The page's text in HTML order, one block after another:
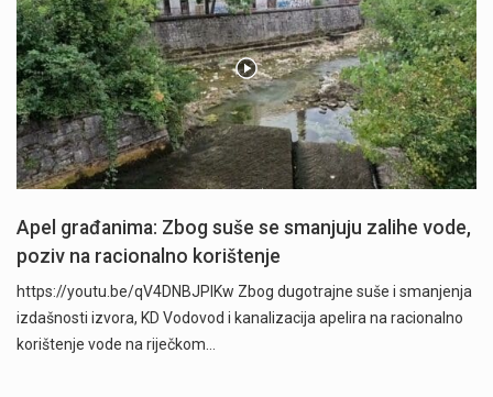
Apel građanima: Zbog suše se smanjuju zalihe vode,
poziv na racionalno korištenje
https://youtu.be/qV4DNBJPlKw Zbog dugotrajne suše i smanjenja
izdašnosti izvora, KD Vodovod i kanalizacija apelira na racionalno
korištenje vode na riječkom…